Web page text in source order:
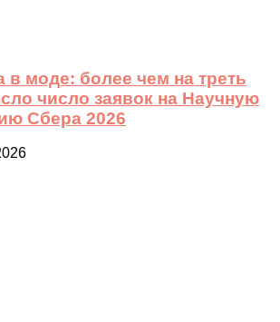
в моде: более чем на треть
число заявок на Научную
Сбера 2026